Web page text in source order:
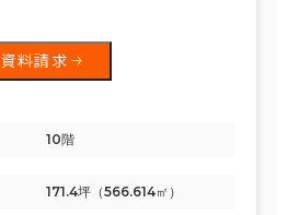
資料請求
10階
171.4坪（566.614㎡）